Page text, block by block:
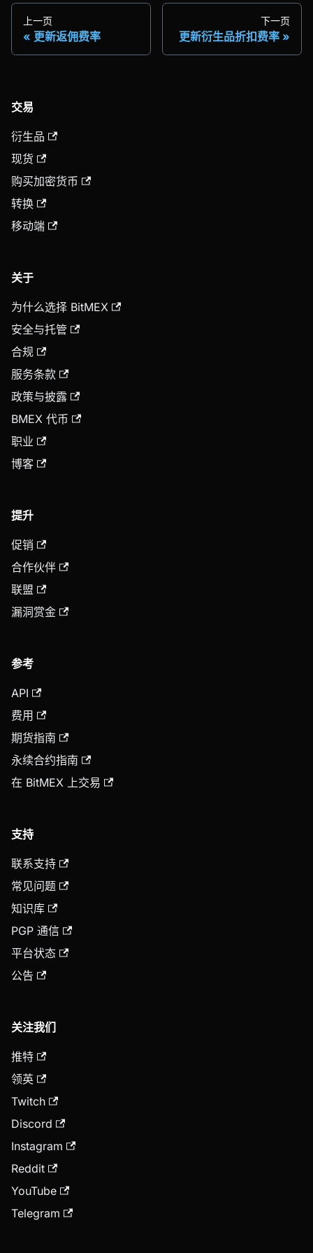
上一页
更新返佣费率
下一页
更新衍生品折扣费率
交易
衍生品
现货
购买加密货币
转换
移动端
关于
为什么选择 BitMEX
安全与托管
合规
服务条款
政策与披露
BMEX 代币
职业
博客
提升
促销
合作伙伴
联盟
漏洞赏金
参考
API
费用
期货指南
永续合约指南
在 BitMEX 上交易
支持
联系支持
常见问题
知识库
PGP 通信
平台状态
公告
关注我们
推特
领英
Twitch
Discord
Instagram
Reddit
YouTube
Telegram